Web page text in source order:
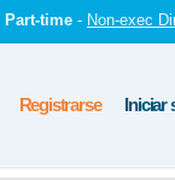
Part-time - Non-exec
Registrarse Iniciar